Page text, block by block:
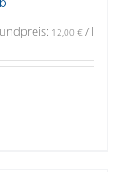
12,00 € / l